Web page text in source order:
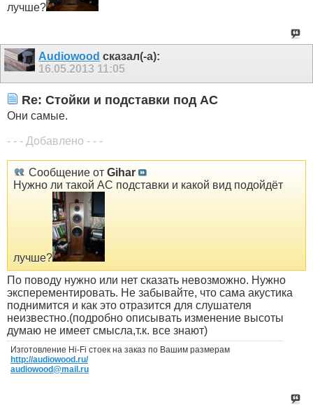
лучше?
Audiowood сказал(-а):
16.05.2013 11:05
Re: Стойки и подставки под АС
Они самые.
- - - Добавлено - - -
Сообщение от Gihar
Нужно ли такой АС подставки и какой вид подойдёт
лучше?
По поводу нужно или нет сказать невозможно. Нужно
эксперементировать. Не забывайте, что сама акустика
поднимится и как это отразится для слушателя
неизвестно.(подробно описывать изменение высоты
думаю не имеет смысла,т.к. все знают)
Изготовление Hi-Fi стоек на заказ по Вашим размерам
http://audiowood.ru/
audiowood@mail.ru